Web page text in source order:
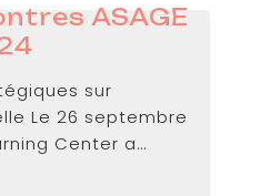
ASAGE
sur
Le 26 septembre
Center a